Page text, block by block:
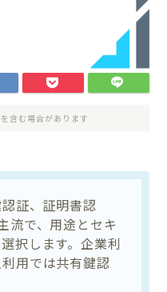
含む場合があります
証、証明書認
流で、用途とセキ
択します。企業利
用では共有鍵認